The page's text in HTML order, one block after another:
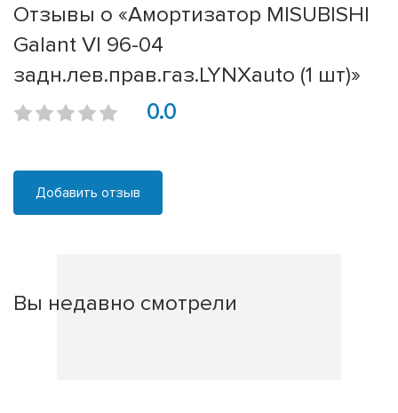
Отзывы о «Амортизатор MISUBISHI
Galant VI 96-04
задн.лев.прав.газ.LYNXauto (1 шт)»
0.0
Добавить отзыв
Вы недавно смотрели